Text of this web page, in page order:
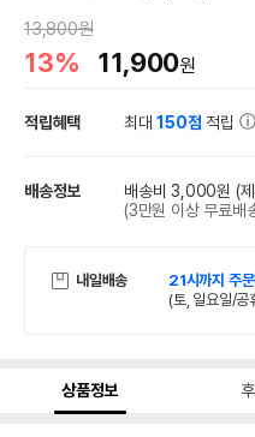
13,800원
13% 11,900원
적립혜택 최대150점 적립
배송정보 배송비 3,000원 (
(3만원 이상 무료배
내일배송 21시까지 주
(토, 일요일/공
상품정보